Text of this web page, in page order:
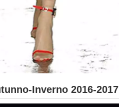
Inverno 2016-2017